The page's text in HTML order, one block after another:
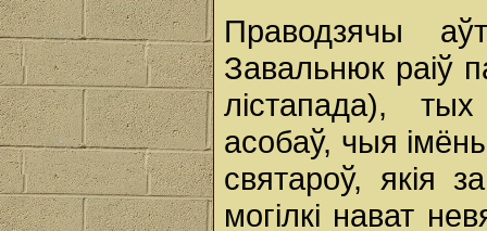
Праводзячы
Завальнюк раіў
лістапада),
асобаў, чыя
святароў, якія
могілкі нават